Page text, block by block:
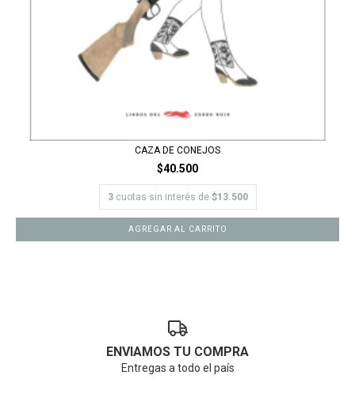
CAZA DE CONEJOS
$40.500
3 cuotas sin interés de $13.500
ENVIAMOS TU COMPRA
Entregas a todo el país